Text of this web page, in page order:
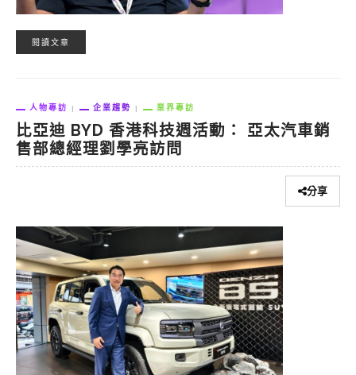
閱讀文章
人物專訪 企業趨勢 業界專訪
比亞迪 BYD 香港科技週活動： 亞太汽車銷
售部總經理劉學亮訪問
分享